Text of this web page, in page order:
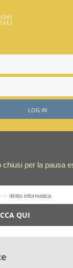
LOG IN
chiusi per la pausa
diritto informatica
QUI